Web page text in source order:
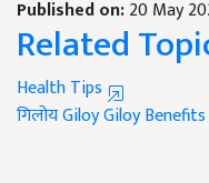
Published on:20 May
Related
Health Tips
गिलोयGiloyGiloy Benefits